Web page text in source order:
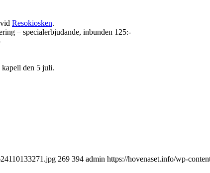
Resokiosken.
– specialerbjudande, inbunden 125:-
kapell den 5 juli.
269 394 admin https://hovenaset.info/wp-